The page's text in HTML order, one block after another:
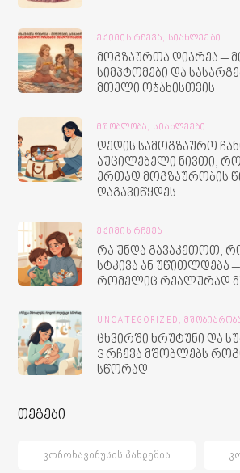
ᲔᲥᲘᲛᲘᲡ ᲠᲩᲔᲕᲐ, ᲡᲘᲐᲮᲚᲔᲔᲑᲘ
მოგზაურთა დიარეა –
სიმპტომები და
მთელი ოჯახისთვის
ᲛᲨᲝᲑᲚᲝᲑᲐ, ᲡᲘᲐᲮᲚᲔᲔᲑᲘ
დედის სამოგზაურო
აუცილებელი ნივთი,
ერთად მოგზაურობის
დაგავიწყდეს
ᲔᲥᲘᲛᲘᲡ ᲠᲩᲔᲕᲐ
რა უნდა გავაკეთოთ,
სტკივა ან უწითლდება –
რომელიც რეალურად
UNCATEGORIZED,
ცხვირში ხრუტუნი და
3 რჩევა მშობლებს
სწორად
თეგები
ᲙᲝᲠᲝᲜᲐᲕᲘᲠᲣᲡᲘᲡ ᲞᲐᲜᲓᲔᲛᲘᲐ